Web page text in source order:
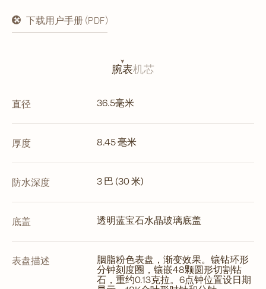
下载用户手册 (PDF)
在
新
腕表机芯
直径 36.5毫米
厚度 8.45 毫米
防水深度 3 巴 (30 米)
底盖 透明蓝宝石水晶玻璃底盖
表盘描述 胭脂粉色表盘，渐变效果。镶钻环形
分钟刻度圈，镶嵌48颗圆形切割钻
石，重约0.13克拉。6点钟位置设日期